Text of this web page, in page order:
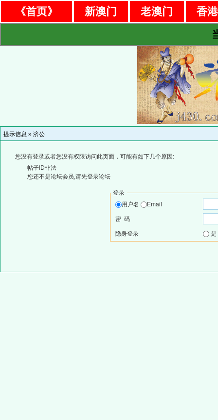
《首页》 新澳门 老澳门
香
提示信息 » 济公
您没有登录或者您没有权限访问此页面，可能有如下几个原因:
帖子ID非法
您还不是论坛会员,请先登录论坛
登录
用户名
Email
密 码
隐身登录